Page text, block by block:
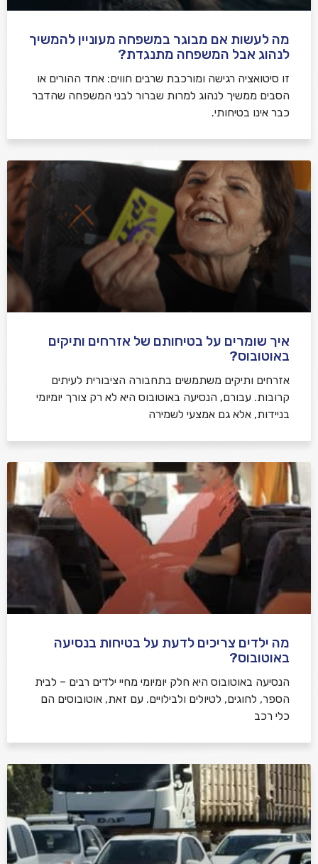
מה לעשות אם מבוגר במשפחה מעוניין להמשיך
לנהוג אבל המשפחה מתנגדת?
זו סיטואציה רגישה ומורכבת שרבים חווים: אחד ההורים או
הסבים ממשיך לנהוג למרות שברור לבני המשפחה שהדבר
כבר אינו בטיחותי.
איך שומרים על בטיחותם של אזרחים ותיקים
באוטובוס?
אזרחים ותיקים משתמשים בתחבורה הציבורית לעיתים
קרובות. עבורם, הנסיעה באוטובוס היא לא רק צורך יומיומי
בניידות, אלא גם אמצעי לשמירה
מה ילדים צריכים לדעת על בטיחות בנסיעה
באוטובוס?
הנסיעה באוטובוס היא חלק יומיומי מחיי ילדים רבים – לבית
הספר, לחוגים, לטיולים ולבילויים. עם זאת, אוטובוסים הם
כלי רכב